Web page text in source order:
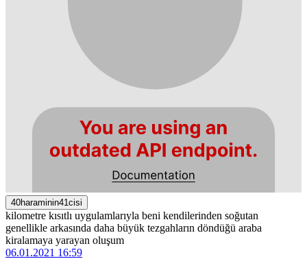
40haraminin41cisi
kilometre kısıtlı uygulamlarıyla beni kendilerinden soğutan
genellikle arkasında daha büyük tezgahların döndüğü araba
kiralamaya yarayan oluşum
06.01.2021 16:59